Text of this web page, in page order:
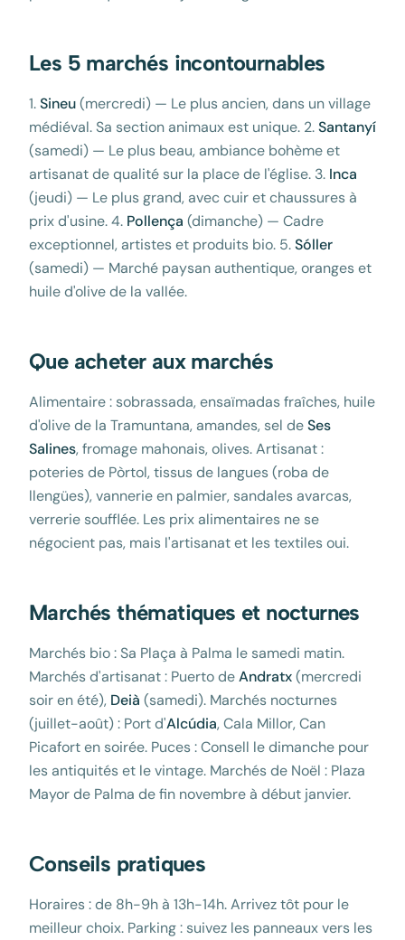
Les 5 marchés incontournables
1.Sineu(mercredi) — Le plus ancien, dans un village
médiéval. Sa section animaux est unique. 2.Santanyí
(samedi) — Le plus beau, ambiance bohème et
artisanat de qualité sur la place de l'église. 3. Inca
(jeudi) — Le plus grand, avec cuir et chaussures à
prix d'usine. 4. Pollença (dimanche) — Cadre
exceptionnel, artistes et produits bio. 5.Sóller
(samedi) — Marché paysan authentique, oranges et
huile d'olive de la vallée.
Que acheter aux marchés
Alimentaire : sobrassada, ensaïmadas fraîches, huile
d'olive de la Tramuntana, amandes, sel deSes
Salines, fromage mahonais, olives. Artisanat :
poteries de Pòrtol, tissus de langues (roba de
llengües), vannerie en palmier, sandales avarcas,
verrerie soufflée. Les prix alimentaires ne se
négocient pas, mais l'artisanat et les textiles oui.
Marchés thématiques et nocturnes
Marchés bio : Sa Plaça à Palma le samedi matin.
Marchés d'artisanat : Puerto deAndratx(mercredi
soir en été), Deià (samedi). Marchés nocturnes
(juillet-août) : Port d'Alcúdia, Cala Millor, Can
Picafort en soirée. Puces : Consell le dimanche pour
les antiquités et le vintage. Marchés de Noël : Plaza
Mayor de Palma de fin novembre à début janvier.
Conseils pratiques
Horaires : de 8h-9h à 13h-14h. Arrivez tôt pour le
meilleur choix. Parking : suivez les panneaux vers les